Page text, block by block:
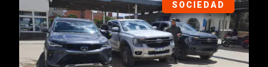
SOCIEDAD